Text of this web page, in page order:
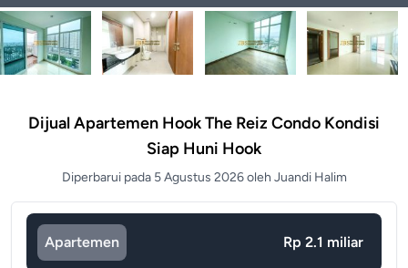
Dijual Apartemen Hook The Reiz Condo Kondisi
Siap Huni Hook
Diperbarui pada 5 Agustus 2026 oleh Juandi Halim
Apartemen Rp 2.1 miliar